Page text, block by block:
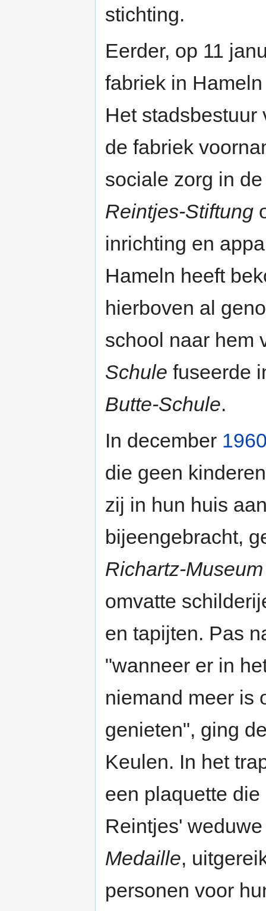
stichting.
Eerder, op 11
fabriek in
Het stadsbestuur
de fabriek
sociale zorg in
Reintjes-Stiftung
inrichting en
Hameln heeft
hierboven al
school naar hem
Schule fuseerde
Butte-Schule.
In december
die geen
zij in hun huis
bijeengebracht,
Richartz-Museum
omvatte
en tapijten. Pas
"wanneer er in
niemand meer is
genieten", ging
Keulen. In het
een plaquette
Reintjes'
Medaille,
personen voor